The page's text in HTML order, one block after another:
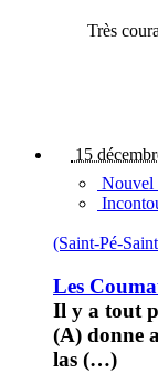
Très
15
Nouvel
(Saint-Pé-
Les
Il y a tout
(A) donne
las (…)